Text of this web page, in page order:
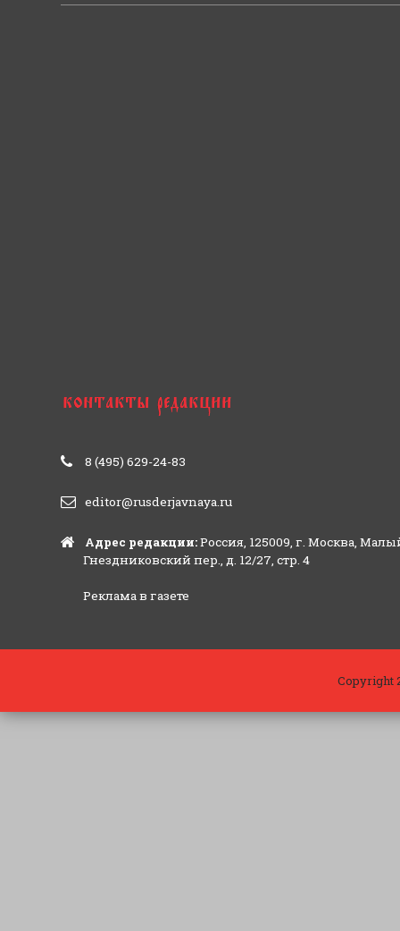
8 (495) 629-24-83
editor@rusderjavnaya.ru
Адрес редакции:Россия, 125009, г. Москва,
Гнездниковский пер., д. 12/27, стр. 4
Реклама в газете
Copyright